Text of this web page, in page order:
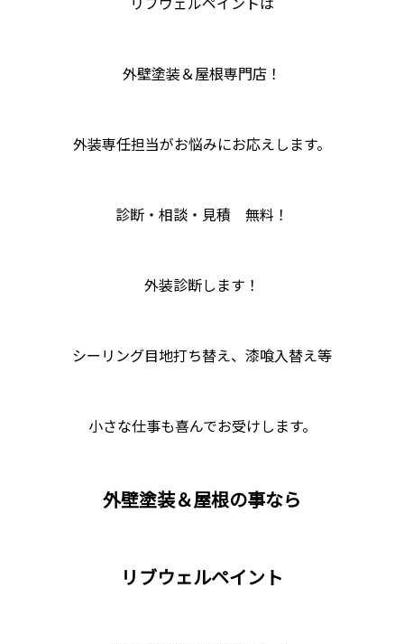
外壁塗装＆屋根専門店！
外装専任担当がお悩みにお応えします。
診断・相談・見積 無料！
外装診断します！
シーリング目地打ち替え、漆喰入替え等
小さな仕事も喜んでお受けします。
外壁塗装＆屋根の事なら
リブウェルペイント